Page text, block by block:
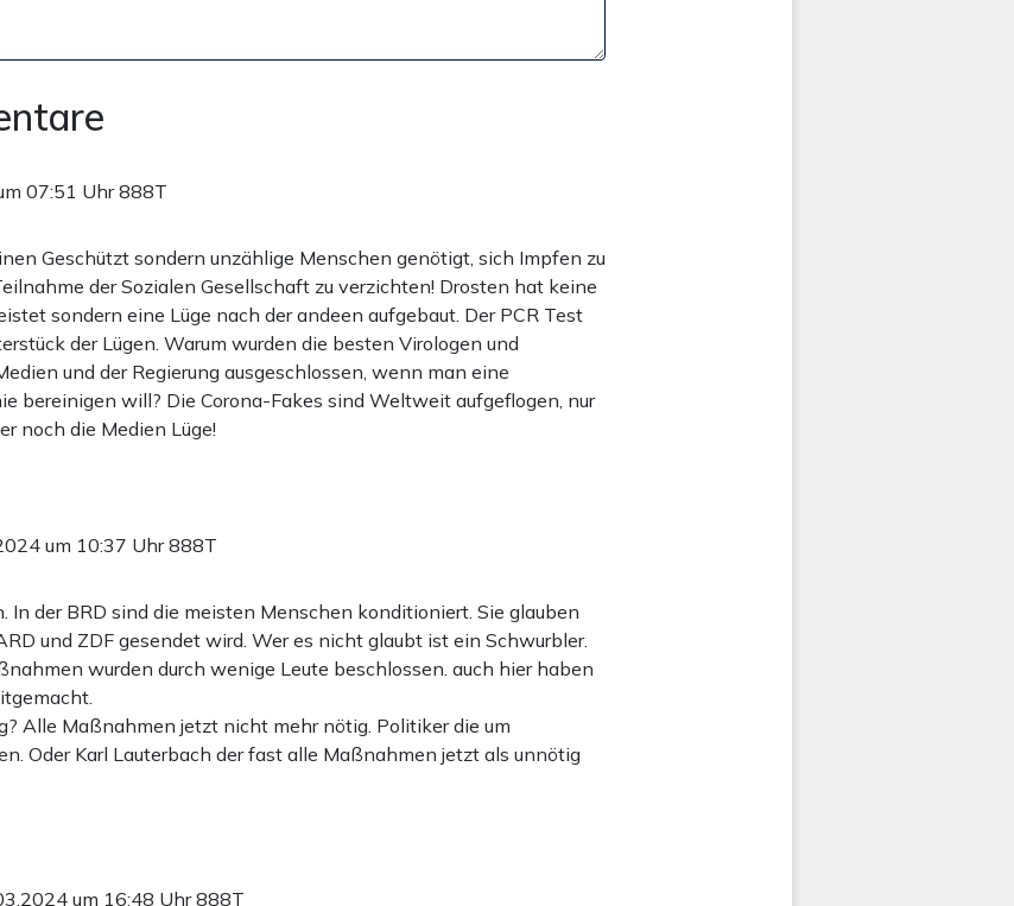
07:51 Uhr888T
Geschützt sondern unzählige Menschen genötigt, sich Impfen zu
der Sozialen Gesellschaft zu verzichten! Drosten hat keine
sondern eine Lüge nach der andeen aufgebaut. Der PCR Test
der Lügen. Warum wurden die besten Virologen und
und der Regierung ausgeschlossen, wenn man eine
bereinigen will? Die Corona-Fakes sind Weltweit aufgeflogen, nur
noch die Medien Lüge!
um 10:37 Uhr888T
In der BRD sind die meisten Menschen konditioniert. Sie glauben
und ZDF gesendet wird. Wer es nicht glaubt ist ein Schwurbler.
wurden durch wenige Leute beschlossen. auch hier haben
Alle Maßnahmen jetzt nicht mehr nötig. Politiker die um
Oder Karl Lauterbach der fast alle Maßnahmen jetzt als unnötig
um 16:48 Uhr888T